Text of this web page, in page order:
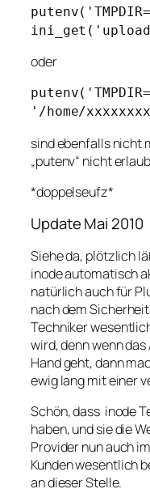
oder
'/home/
sind ebenfalls nicht
„putenv“ nicht
*doppelseufz*
Update Mai 2010
Siehe da, plötzlich
inode automatisch
natürlich auch für
nach dem
Techniker
wird, denn wenn
Hand geht, dann
ewig lang mit einer
Schön, dass inode
haben, und sie die
Provider nun auch
Kunden wesentlich
an dieser Stelle.